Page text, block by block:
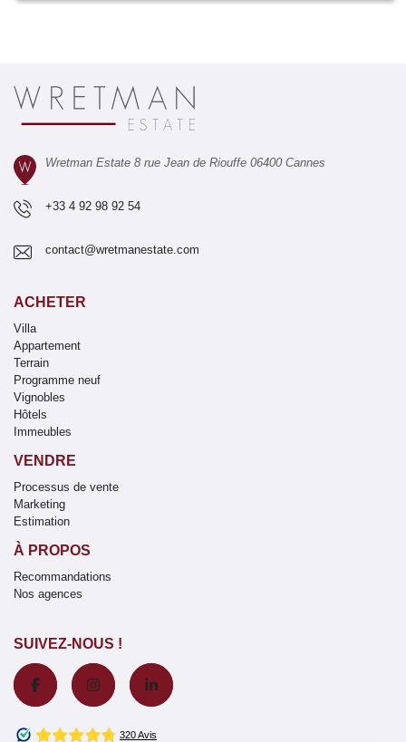
Wretman Estate 8 rue Jean de Riouffe 06400 Cannes
+33 4 92 98 92 54
contact@wretmanestate.com
ACHETER
Villa
Appartement
Terrain
Programme neuf
Vignobles
Hôtels
Immeubles
VENDRE
Processus de vente
Marketing
Estimation
À PROPOS
Recommandations
Nos agences
SUIVEZ-NOUS !